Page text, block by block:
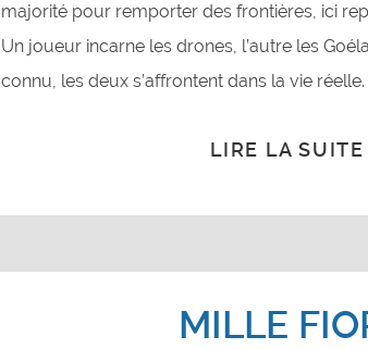
majorité pour remporter des frontières, ici
Un joueur incarne les drones, l’autre les
connu, les deux s’affrontent dans la vie réelle.
LIRE LA SUITE
MILLE